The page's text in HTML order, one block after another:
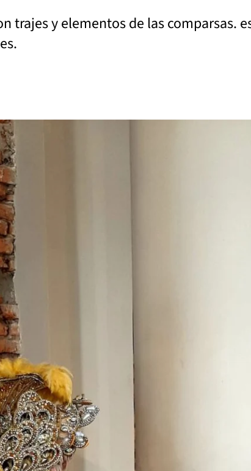
trajes y elementos de las comparsas.